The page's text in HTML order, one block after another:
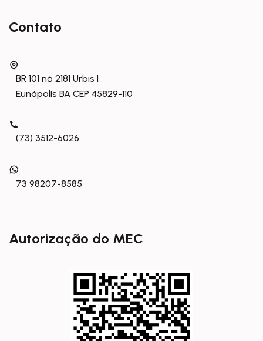
Contato
BR 101 nº 2181 Urbis I
Eunápolis BA CEP 45829-110
(73) 3512-6026
73 98207-8585
Autorização do MEC